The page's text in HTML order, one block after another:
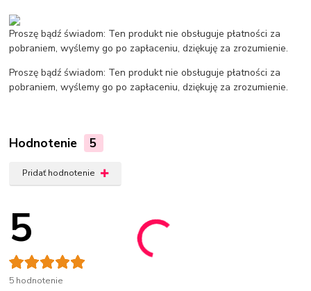
Proszę bądź świadom: Ten produkt nie obsługuje płatności za
pobraniem, wyślemy go po zapłaceniu, dziękuję za zrozumienie.
Proszę bądź świadom: Ten produkt nie obsługuje płatności za
pobraniem, wyślemy go po zapłaceniu, dziękuję za zrozumienie.
Hodnotenie 5
Pridať hodnotenie
5
5 hodnotenie